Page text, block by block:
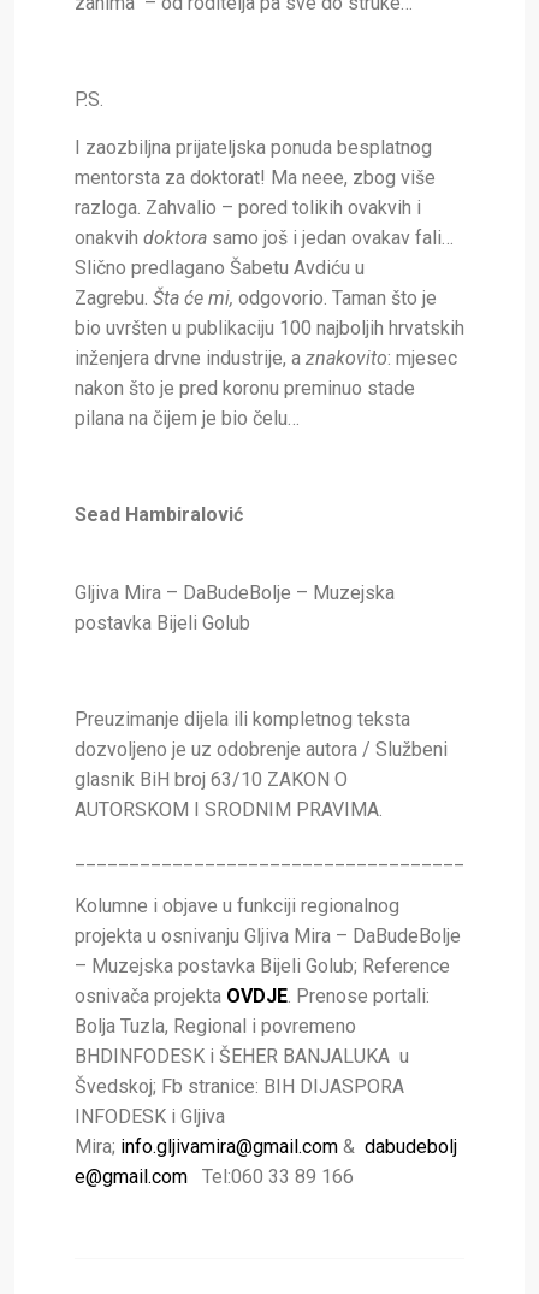
P.S.
I zaozbiljna prijateljska ponuda besplatnog
mentorsta za doktorat! Ma neee, zbog više
razloga. Zahvalio – pored tolikih ovakvih i
onakvih doktora samo još i jedan ovakav fali…
Slično predlagano Šabetu Avdiću u
Zagrebu. Šta će mi, odgovorio. Taman što je
bio uvršten u publikaciju 100 najboljih hrvatskih
inženjera drvne industrije, a znakovito: mjesec
nakon što je pred koronu preminuo stade
pilana na čijem je bio čelu…
Sead Hambiralović
Gljiva Mira – DaBudeBolje – Muzejska
postavka Bijeli Golub
Preuzimanje dijela ili kompletnog teksta
dozvoljeno je uz odobrenje autora / Službeni
glasnik BiH broj 63/10 ZAKON O
AUTORSKOM I SRODNIM PRAVIMA.
Kolumne i objave u funkciji regionalnog
projekta u osnivanju Gljiva Mira – DaBudeBolje
– Muzejska postavka Bijeli Golub; Reference
osnivača projekta OVDJE . Prenose portali:
Bolja Tuzla, Regional i povremeno
BHDINFODESK i ŠEHER BANJALUKA u
Švedskoj; Fb stranice: BIH DIJASPORA
INFODESK i Gljiva
Mira; info.gljivamira@gmail.com & dabudebolj
e@gmail.com Tel:060 33 89 166